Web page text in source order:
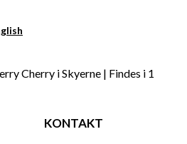
Cherry i Skyerne | Findes i 1
KONTAKT